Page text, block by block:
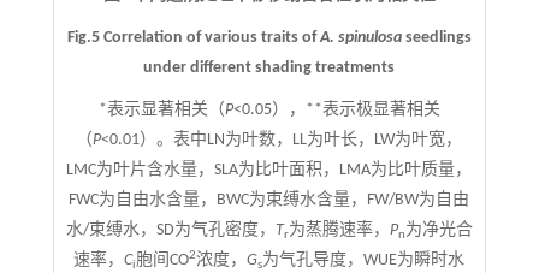
Fig.5 Correlation of various traits ofA. spinulosaseedlings
under different shading treatments
*表示显著相关（P<0.05），**表示极显著相关
（P<0.01）。表中LN为叶数，LL为叶长，LW为叶宽，
LMC为叶片含水量，SLA为比叶面积，LMA为比叶质量，
FWC为自由水含量，BWC为束缚水含量，FW/BW为自由
水/束缚水，SD为气孔密度， Tr为蒸腾速率， Pn为净光合
速率，Ci胞间CO2浓度，Gs为气孔导度，WUE为瞬时水